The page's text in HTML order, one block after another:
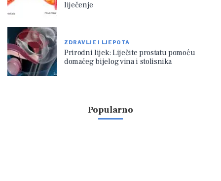
liječenje
ZDRAVLJE I LJEPOTA
Prirodni lijek: Liječite prostatu pomoću
domaćeg bijelog vina i stolisnika
Popularno